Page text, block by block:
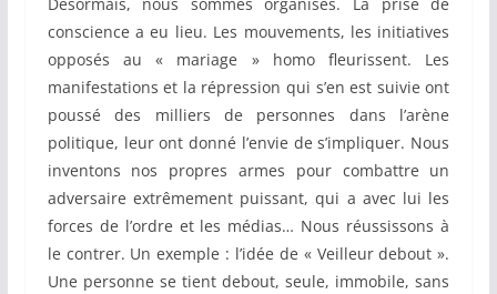
conscience a eu lieu. Les mouvements, les initiatives
opposés au « mariage » homo fleurissent. Les
manifestations et la répression qui s’en est suivie ont
poussé des milliers de personnes dans l’arène
politique, leur ont donné l’envie de s’impliquer. Nous
inventons nos propres armes pour combattre un
adversaire extrêmement puissant, qui a avec lui les
forces de l’ordre et les médias… Nous réussissons à
le contrer. Un exemple : l’idée de « Veilleur debout ».
Une personne se tient debout, seule, immobile, sans